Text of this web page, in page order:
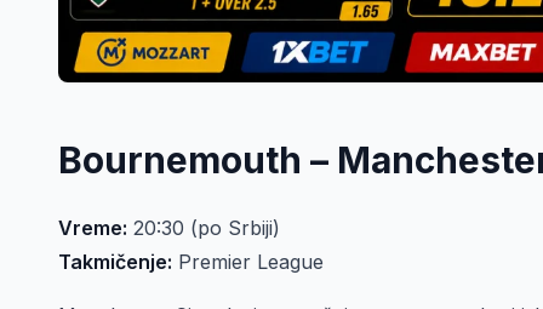
Bournemouth –
Vreme: 20:30 (po Srbiji)
Takmičenje: Premier League